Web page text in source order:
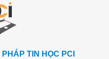
TIN HỌC PCI